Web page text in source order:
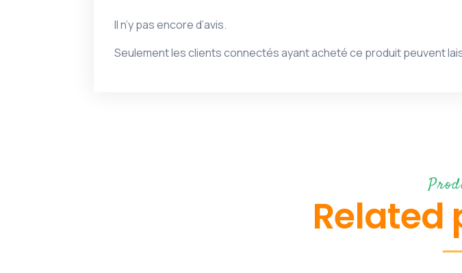
Il n’y pas encore d’avis.
Seulement les clients connectés ayant acheté ce produit peuvent
Related